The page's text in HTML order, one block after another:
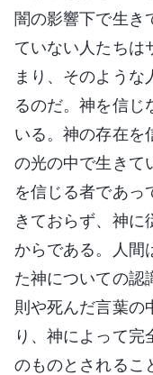
闇の影響下で生き
ていない人たちは
まり、そのような
るのだ。神を信じ
いる。神の存在を
の光の中で生きて
を信じる者であっ
きておらず、神に
からである。人間
た神についての認
則や死んだ言葉の
り、神によって完
のものとされるこ